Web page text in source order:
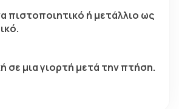
πιστοποιητικό ή μετάλλιο ως
σε μια γιορτή μετά την πτήση.